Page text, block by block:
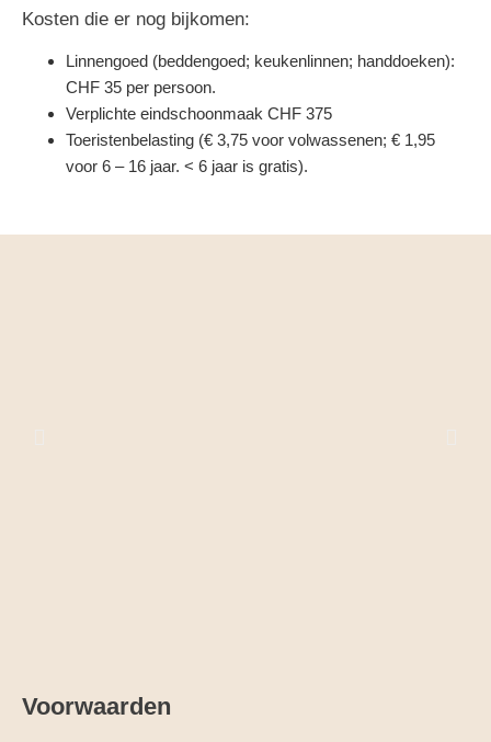
Kosten die er nog bijkomen:
Linnengoed (beddengoed; keukenlinnen; handdoeken):
CHF 35 per persoon.
Verplichte eindschoonmaak CHF 375
Toeristenbelasting (€ 3,75 voor volwassenen; € 1,95
voor 6 – 16 jaar. < 6 jaar is gratis).
Voorwaarden